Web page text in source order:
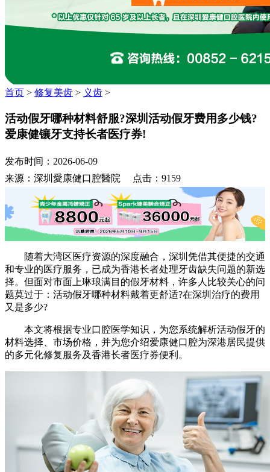
首页 > 修复美齿 > 义齿 >
活动假牙哪种材料舒服?深圳活动假牙费用多少钱?
爱康健镶牙支持长者医疗券!
发布时间：2026-06-09
来源：深圳愛康健口腔醫院 点击：9159
随着大湾区医疗资源的深度融合，深圳凭借其便捷的交通
和专业的医疗服务，已成为香港长者处理牙齿缺失问题的新选
择。但面对市面上琳琅满目的假牙材料，许多人比较关心的问
题莫过于：活动假牙哪种材料戴着更舒适?在深圳治疗的费用
又是多少?
本文将根据专业口腔医学知识，为您系统解析活动假牙的
材料选择、市场价格，并为您介绍爱康健口腔为深港居民提供
的多元化修复服务及香港长者医疗券便利。